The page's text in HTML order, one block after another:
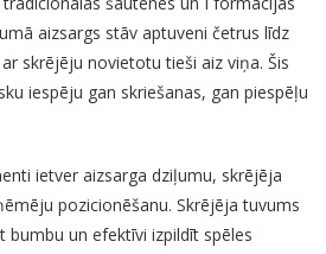
aizsargs stāv aptuveni četrus līdz
skrējēju novietotu tieši aiz viņa. Šis
iespēju gan skriešanas, gan piespēļu
ietver aizsarga dziļumu, skrējēja
pozicionēšanu. Skrējēja tuvums
un efektīvi izpildīt spēles